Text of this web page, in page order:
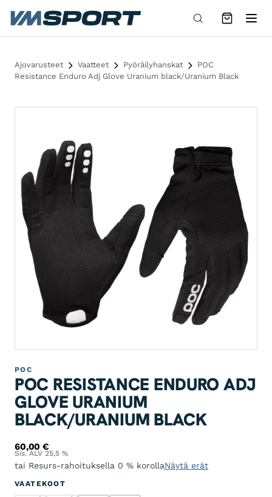
Siirry sisältöön
Ajovarusteet Vaatteet Pyöräilyhanskat
POC
Resistance Enduro Adj Glove Uranium black/Uranium Black
POC
POC RESISTANCE ENDURO ADJ
GLOVE URANIUM
BLACK/URANIUM BLACK
60,00€
Sis. ALV 25,5 %
tai Resurs-rahoituksella 0 % korollaNäytä erät
VAATEKOOT